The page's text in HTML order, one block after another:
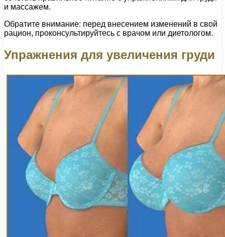
и массажем.
Обратите внимание: перед внесением изменений в свой
рацион, проконсультируйтесь с врачом или диетологом.
Упражнения для увеличения груди